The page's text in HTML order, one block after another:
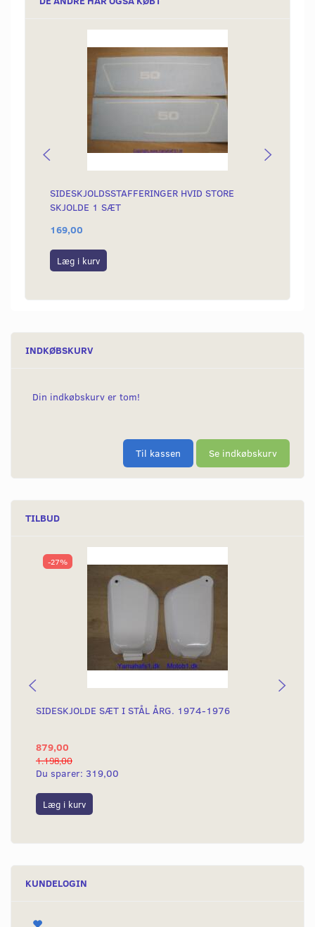
SIDESKJOLDSSTAFFERINGER HVID STORE
SKJOLDE 1 SÆT
169,00
Læg i kurv
INDKØBSKURV
Din indkøbskurv er tom!
Til kassen Se indkøbskurv
TILBUD
-27%
SIDESKJOLDE SÆT I STÅL ÅRG. 1974-1976
879,00
1.198,00
Du sparer: 319,00
Læg i kurv
KUNDELOGIN